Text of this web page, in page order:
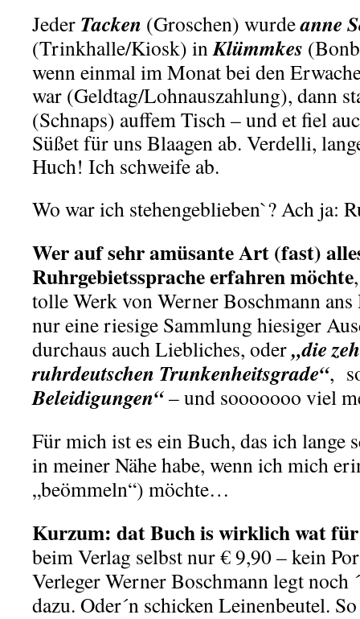
Jeder Tacken (Groschen) wurdeanne
(Trinkhalle/Kiosk) inKlümmkes
wenn einmal im Monat bei den
war (Geldtag/Lohnauszahlung), dann
(Schnaps) auffem Tisch – und et fiel
Süßet für uns Blaagen ab. Verdelli,
Huch! Ich schweife ab.
Wo war ich stehengeblieben`? Ach ja:
Wer auf sehr amüsante Art (fast)
Ruhrgebietssprache erfahren möchte
tolle Werk von Werner Boschmann
nur eine riesige Sammlung hiesiger
durchaus auch Liebliches, oder„die
ruhrdeutschen Trunkenheitsgrade“,
Beleidigungen“– und sooooooo viel
Für mich ist es ein Buch, das ich lange
in meiner Nähe habe, wenn ich mich
„beömmeln“) möchte…
Kurzum: dat Buch is wirklich wat
beim Verlag selbst nur € 9,90 – kein
Verleger Werner Boschmann legt noch
dazu. Oder´n schicken Leinenbeutel.